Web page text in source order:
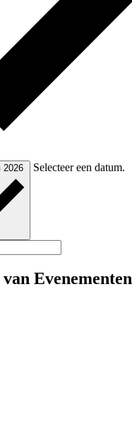
2026 Selecteer een datum.
Evenementen